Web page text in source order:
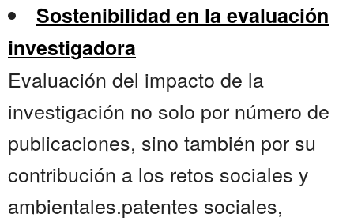
Sostenibilidad en la evaluación
investigadora
Evaluación del impacto de la
investigación no solo por número de
publicaciones, sino también por su
contribución a los retos sociales y
ambientales.patentes sociales,